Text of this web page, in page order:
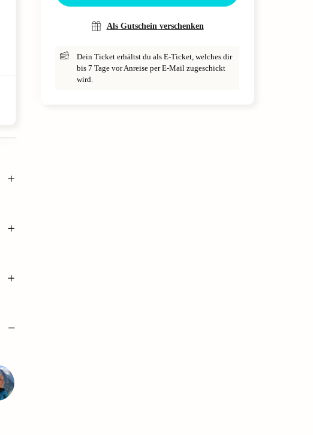
Als Gutschein verschenken
Dein Ticket erhältst du als E-Ticket, welches dir
bis 7 Tage vor Anreise per E-Mail zugeschickt
wird.